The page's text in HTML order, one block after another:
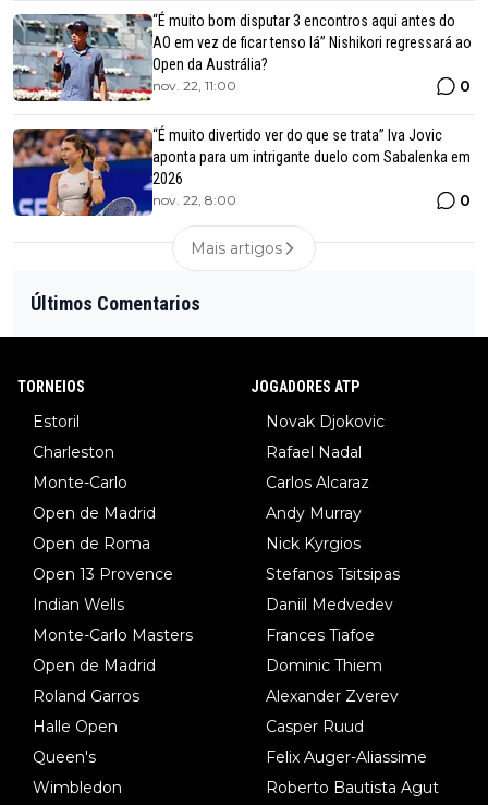
“É muito bom disputar 3 encontros aqui antes do
AO em vez de ficar tenso lá” Nishikori regressará ao
Open da Austrália?
nov. 22, 11:00 0
“É muito divertido ver do que se trata” Iva Jovic
aponta para um intrigante duelo com Sabalenka em
2026
nov. 22, 8:00 0
Mais artigos
Últimos Comentarios
TORNEIOS
Estoril
Charleston
Monte-Carlo
Open de Madrid
Open de Roma
Open 13 Provence
Indian Wells
Monte-Carlo Masters
Open de Madrid
Roland Garros
Halle Open
Queen's
Wimbledon
JOGADORES ATP
Novak Djokovic
Rafael Nadal
Carlos Alcaraz
Andy Murray
Nick Kyrgios
Stefanos Tsitsipas
Daniil Medvedev
Frances Tiafoe
Dominic Thiem
Alexander Zverev
Casper Ruud
Felix Auger-Aliassime
Roberto Bautista Agut